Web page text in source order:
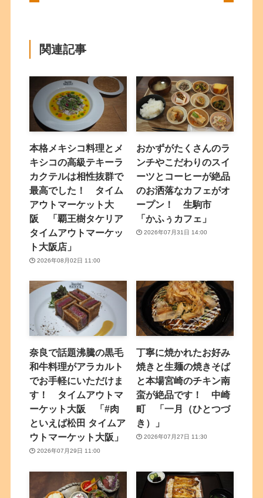
関連記事
本格メキシコ料理とメ
キシコの高級テキーラ
カクテルは相性抜群で
最高でした！ タイム
アウトマーケット大
阪 「覇王樹タケリア
タイムアウトマーケッ
ト大阪店」
2026年08月02日 11:00
おかずがたくさんのラ
ンチやこだわりのスイ
ーツとコーヒーが絶品
のお洒落なカフェがオ
ープン！ 生駒市
「かふぅカフェ」
2026年07月31日 14:00
奈良で話題沸騰の黒毛
和牛料理がアラカルト
でお手軽にいただけま
す！ タイムアウトマ
ーケット大阪 「#肉
といえば松田 タイムア
ウトマーケット大阪」
2026年07月29日 11:00
丁寧に焼かれたお好み
焼きと生麺の焼きそば
と本場宮崎のチキン南
蛮が絶品です！ 中崎
町 「一月（ひとつづ
き）」
2026年07月27日 11:30